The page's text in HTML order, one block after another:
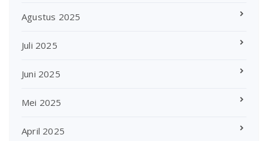
Agustus 2025
Juli 2025
Juni 2025
Mei 2025
April 2025